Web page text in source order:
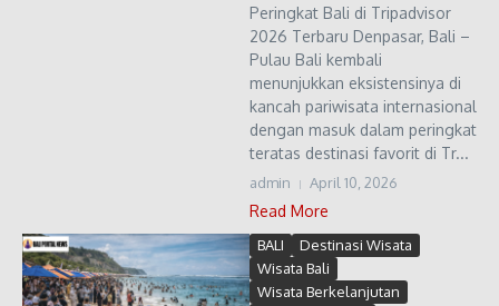
Peringkat Bali di Tripadvisor
2026 Terbaru Denpasar, Bali –
Pulau Bali kembali
menunjukkan eksistensinya di
kancah pariwisata internasional
dengan masuk dalam peringkat
teratas destinasi favorit di Tr...
admin April 10, 2026
Read More
BALI
Destinasi Wisata
Wisata Bali
Wisata Berkelanjutan